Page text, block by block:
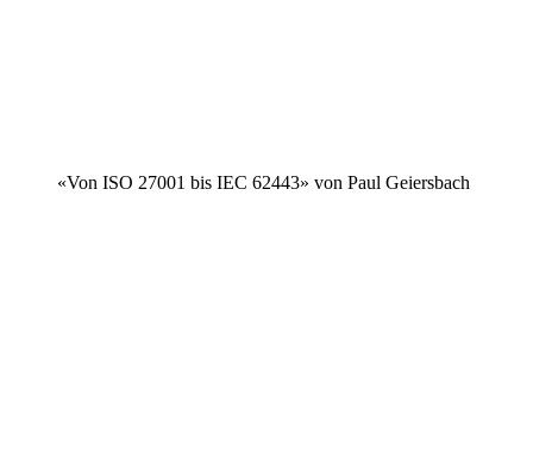
«Von ISO 27001 bis IEC 62443» von Paul Geiersbach